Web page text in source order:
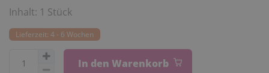
Inhalt: 1 Stück
Lieferzeit: 4 - 6 Wochen
In den Warenkorb